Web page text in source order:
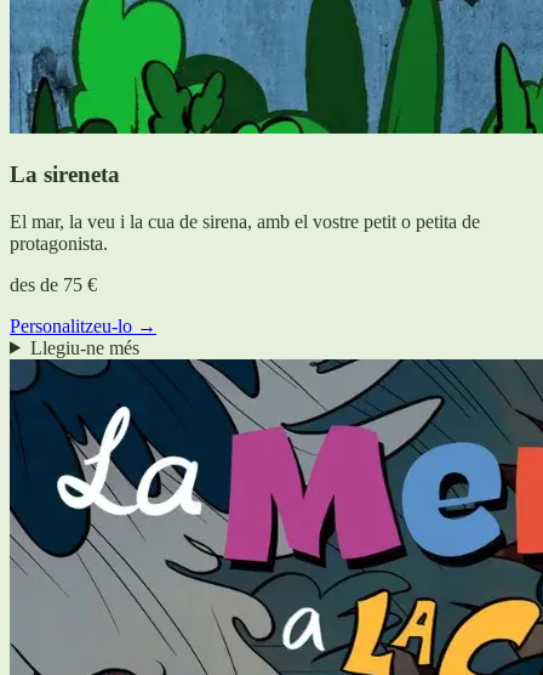
La sireneta
El mar, la veu i la cua de sirena, amb el vostre petit o petita de
protagonista.
des de 75 €
Personalitzeu-lo →
Llegiu-ne més